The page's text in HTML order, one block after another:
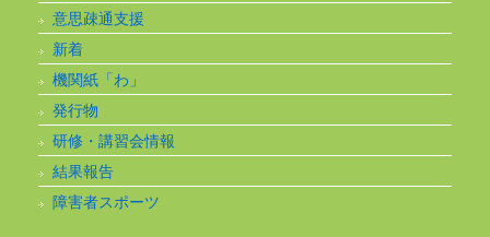
意思疎通支援
新着
機関紙「わ」
発行物
研修・講習会情報
結果報告
障害者スポーツ